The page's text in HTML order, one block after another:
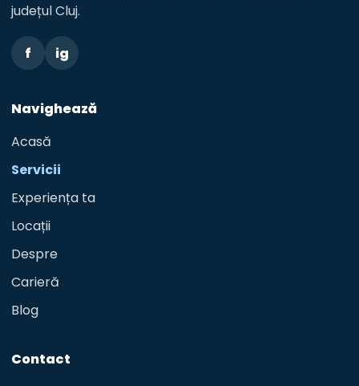
județul Cluj.
f ig
Navighează
Acasă
Servicii
Experiența ta
Locații
Despre
Carieră
Blog
Contact